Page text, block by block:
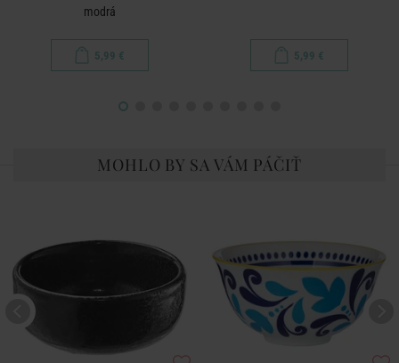
modrá
5,99 € 5,99 €
MOHLO BY SA VÁM PÁČIŤ